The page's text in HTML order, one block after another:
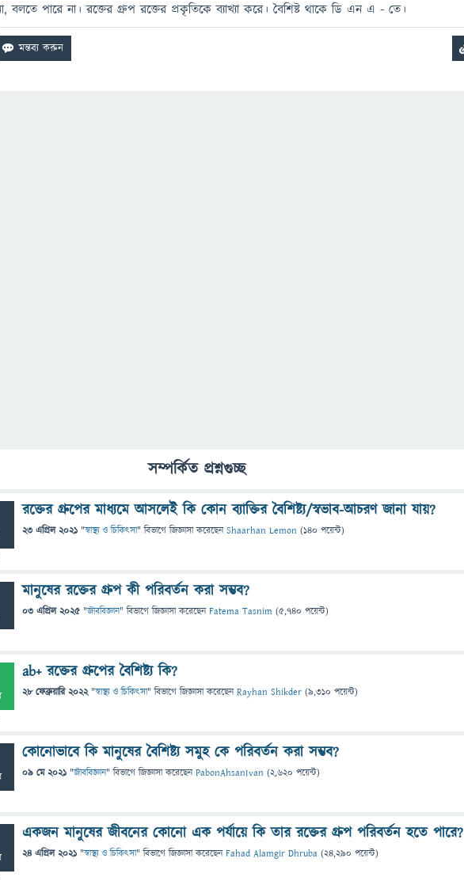
বলতে পারে না। রক্তের গ্রুপ রক্তের প্রকৃতিকে ব্যাখ্যা করে। বৈশিষ্ট থাকে ডি এন এ - তে।
সম্পর্কিত প্রশ্নগুচ্ছ
রক্তের গ্রুপের মাধ্যমে আসলেই কি কোন ব্যাক্তির বৈশিষ্ট্য/স্বভাব-আচরণ জানা যায়?
23 এপ্রিল 2021 "স্বাস্থ্য ও চিকিৎসা" বিভাগে জিজ্ঞাসাকরেছেনShaarhan Lemon (140 পয়েন্ট)
মানুষের রক্তের গ্রুপ কী পরিবর্তন করা সম্ভব?
03 এপ্রিল 2025 "জীববিজ্ঞান" বিভাগে জিজ্ঞাসাকরেছেনFatema Tasnim (5,740 পয়েন্ট)
ab+ রক্তের গ্রুপের বৈশিষ্ট্য কি?
28 ফেব্রুয়ারি 2022 "স্বাস্থ্য ও চিকিৎসা" বিভাগে জিজ্ঞাসাকরেছেনRayhan Shikder (9,310 পয়েন্ট)
কোনোভাবে কি মানুষের বৈশিষ্ট্য সমুহ কে পরিবর্তন করা সম্ভব?
09 মে 2021 "জীববিজ্ঞান" বিভাগে জিজ্ঞাসাকরেছেনPabonAhsanIvan (2,620 পয়েন্ট)
একজন মানুষের জীবনের কোনো এক পর্যায়ে কি তার রক্তের গ্রুপ পরিবর্তন হতে পারে?
24 এপ্রিল 2021 "স্বাস্থ্য ও চিকিৎসা" বিভাগে জিজ্ঞাসাকরেছেনFahad Alamgir Dhruba (24,290 পয়েন্ট)